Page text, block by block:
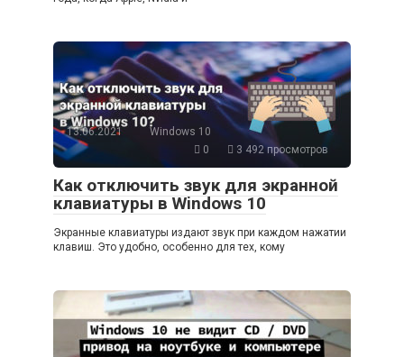
13.06.2021
Windows 10
0
3 492 просмотров
Как отключить звук для экранной
клавиатуры в Windows 10
Экранные клавиатуры издают звук при каждом нажатии
клавиш. Это удобно, особенно для тех, кому